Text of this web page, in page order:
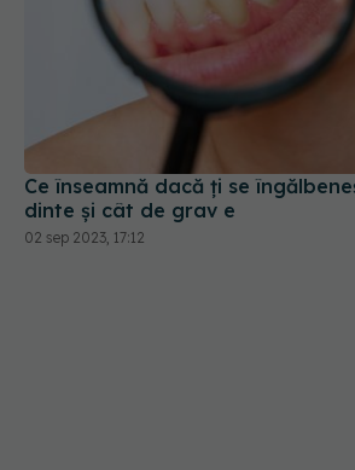
Ce înseamnă dacă ți se
dinte și cât de grav e
02 sep 2023, 17:12